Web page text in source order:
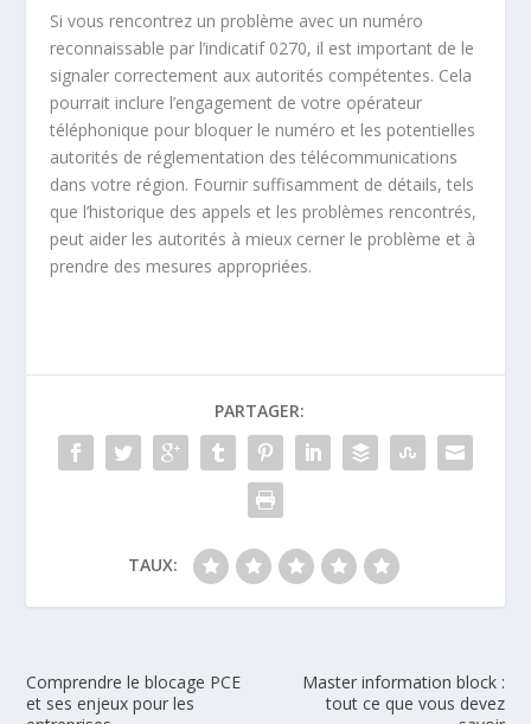
Si vous rencontrez un problème avec un numéro
reconnaissable par l’indicatif 0270, il est important de le
signaler correctement aux autorités compétentes. Cela
pourrait inclure l’engagement de votre opérateur
téléphonique pour bloquer le numéro et les potentielles
autorités de réglementation des télécommunications
dans votre région. Fournir suffisamment de détails, tels
que l’historique des appels et les problèmes rencontrés,
peut aider les autorités à mieux cerner le problème et à
prendre des mesures appropriées.
PARTAGER:
TAUX:
Comprendre le blocage PCE
et ses enjeux pour les
Master information block :
tout ce que vous devez